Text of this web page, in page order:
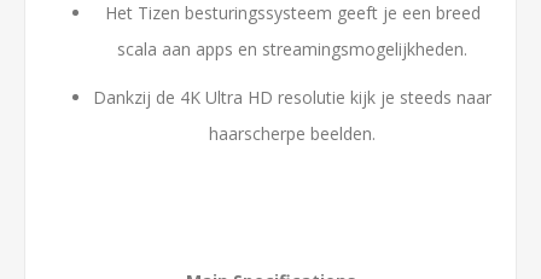
Het Tizen besturingssysteem geeft je een breed
scala aan apps en streamingsmogelijkheden.
Dankzij de 4K Ultra HD resolutie kijk je steeds naar
haarscherpe beelden.